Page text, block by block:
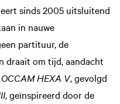
sinds 2005 uitsluitend
in nauwe
partituur, de
draait om tijd, aandacht
OCCAM HEXA V, gevolgd
, geïnspireerd door de